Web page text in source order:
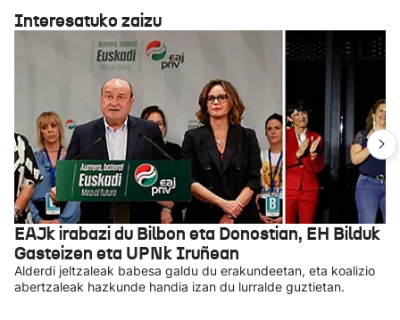
Interesatuko zaizu
EAJk irabazi du Bilbon eta Donostian, EH Bilduk
Gasteizen eta UPNk Iruñean
Alderdi jeltzaleak babesa galdu du erakundeetan, eta koalizio
abertzaleak hazkunde handia izan du lurralde guztietan.